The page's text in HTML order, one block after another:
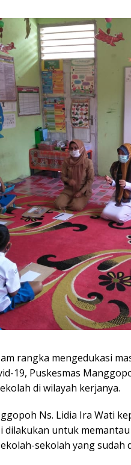
rangka mengedukasi
19, Puskesmas
di wilayah kerjanya.
Ns. Lidia Ira Wati
dilakukan untuk
sekolah yang sudah